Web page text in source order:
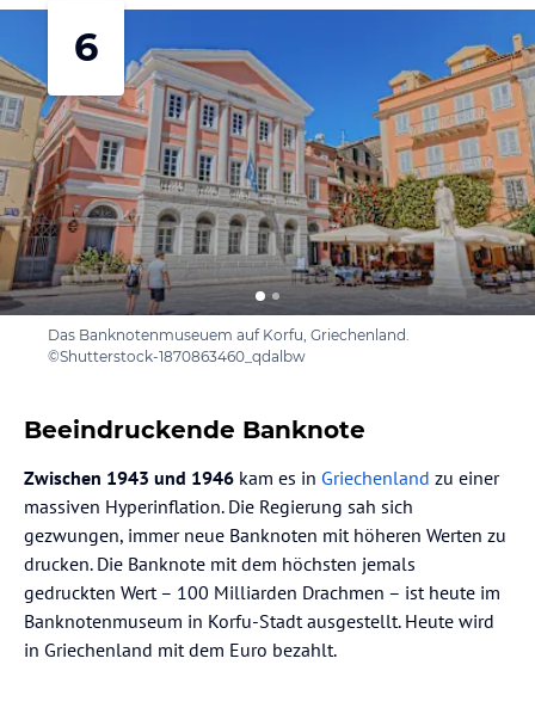
6
Das Banknotenmuseuem auf Korfu, Griechenland.
©Shutterstock-1870863460_qdalbw
Beeindruckende Banknote
Zwischen 1943 und 1946 kam es in Griechenland zu einer
massiven Hyperinflation. Die Regierung sah sich
gezwungen, immer neue Banknoten mit höheren Werten zu
drucken. Die Banknote mit dem höchsten jemals
gedruckten Wert – 100 Milliarden Drachmen – ist heute im
Banknotenmuseum in Korfu-Stadt ausgestellt. Heute wird
in Griechenland mit dem Euro bezahlt.